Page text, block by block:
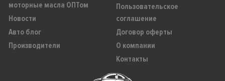
моторные масла ОПТом
Новости
Авто блог
Производители
Пользовательское
соглашение
Договор оферты
О компании
Контакты